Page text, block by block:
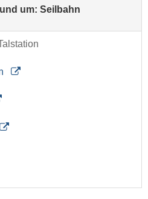
um: Seilbahn